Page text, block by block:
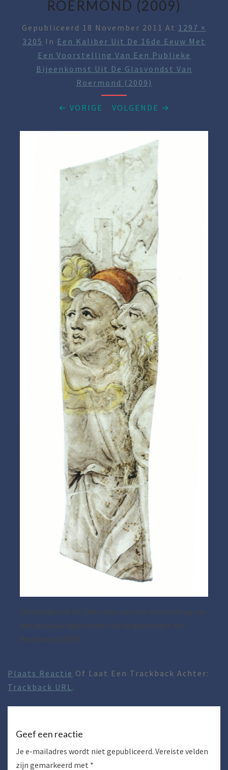
ROERMOND (2009)
Gepubliceerd 18 November 2011 At 1297 ×
3205 In Een Kaliber Uit De 16de Eeuw Met
Een Voorstelling Van Een Publieke
Bijeenkomst Uit De Glasvondst Van
Roermond (2009)
← VORIGE / VOLGENDE →
Een kaliber uit de 16de eeuw met een voorstelling van
een publieke bijeenkomst uit de glasvondst van
Roermond (2009)
Plaats Reactie Of Laat Een Trackback Achter:
Trackback URL.
Geef een reactie
Je e-mailadres wordt niet gepubliceerd. Vereiste velden
zijn gemarkeerd met *